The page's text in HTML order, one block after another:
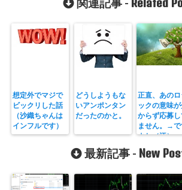
関連記事 -
想定外でマジで
ビックリした話
（沙織ちゃんは
インフルです）
どうしようもな
いアンポンタン
だったのかと。
正直、あの
ックの意味
からず応募し
ません。→で
よね（汗）
最新記事 - New